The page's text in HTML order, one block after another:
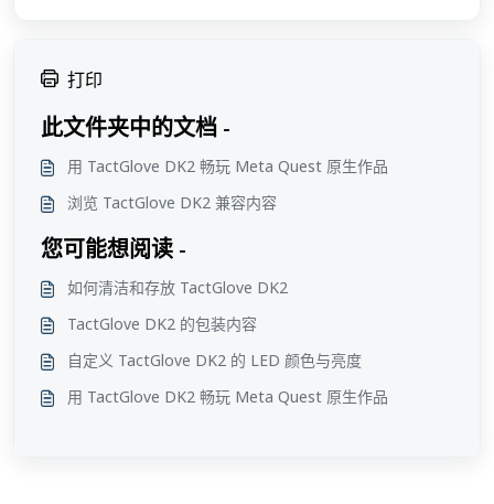
打印
此文件夹中的文档 -
用 TactGlove DK2 畅玩 Meta Quest 原生作品
浏览 TactGlove DK2 兼容内容
您可能想阅读 -
如何清洁和存放 TactGlove DK2
TactGlove DK2 的包装内容
自定义 TactGlove DK2 的 LED 颜色与亮度
用 TactGlove DK2 畅玩 Meta Quest 原生作品